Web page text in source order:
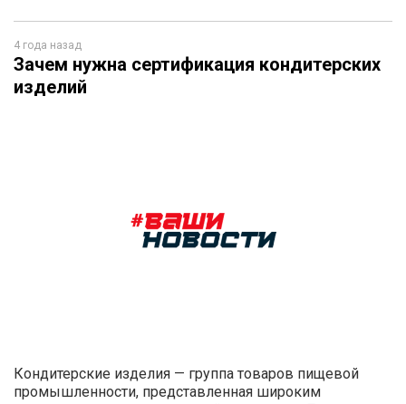
4 года назад
Зачем нужна сертификация кондитерских
изделий
Кондитерские изделия — группа товаров пищевой
промышленности, представленная широким